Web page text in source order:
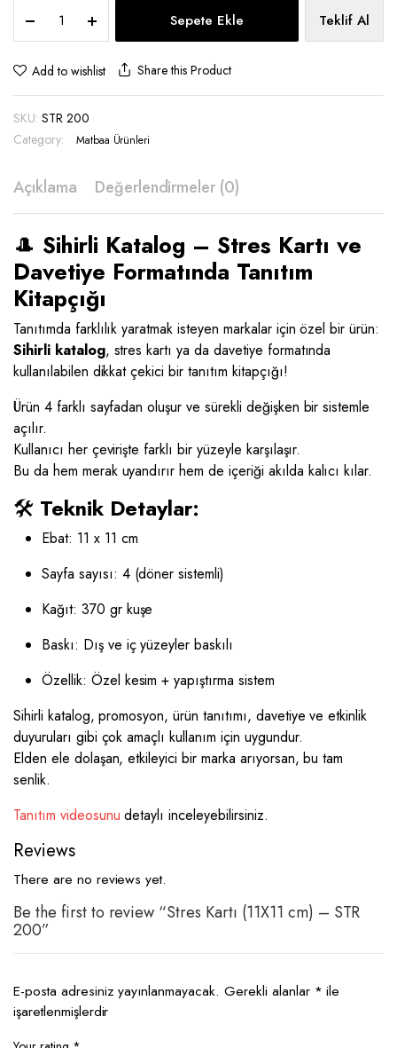
Kartı
(11X11
cm)
STR
200
quantity
Sepete Ekle Teklif Al
Add to wishlist Share this Product
SKU: STR 200
Category:
Matbaa Ürünleri
Açıklama Değerlendirmeler (0)
🎩 Sihirli Katalog – Stres Kartı ve
Davetiye Formatında Tanıtım
Kitapçığı
Tanıtımda farklılık yaratmak isteyen markalar için özel bir ürün:
Sihirli katalog, stres kartı ya da davetiye formatında
kullanılabilen dikkat çekici bir tanıtım kitapçığı!
Ürün 4 farklı sayfadan oluşur ve sürekli değişken bir sistemle
açılır.
Kullanıcı her çevirişte farklı bir yüzeyle karşılaşır.
Bu da hem merak uyandırır hem de içeriği akılda kalıcı kılar.
🛠️ Teknik Detaylar:
Ebat: 11 x 11 cm
Sayfa sayısı: 4 (döner sistemli)
Kağıt: 370 gr kuşe
Baskı: Dış ve iç yüzeyler baskılı
Özellik: Özel kesim + yapıştırma sistem
Sihirli katalog, promosyon, ürün tanıtımı, davetiye ve etkinlik
duyuruları gibi çok amaçlı kullanım için uygundur.
Elden ele dolaşan, etkileyici bir marka arıyorsan, bu tam
senlik.
Tanıtım videosunu detaylı inceleyebilirsiniz.
Reviews
There are no reviews yet.
Be the first to review “Stres Kartı (11X11 cm) – STR
200”
E-posta adresiniz yayınlanmayacak. Gerekli alanlar * ile
işaretlenmişlerdir